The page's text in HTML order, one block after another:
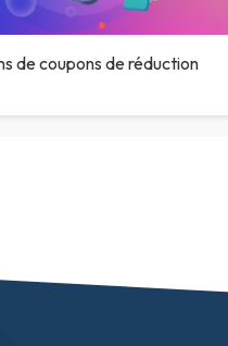
de coupons de réduction